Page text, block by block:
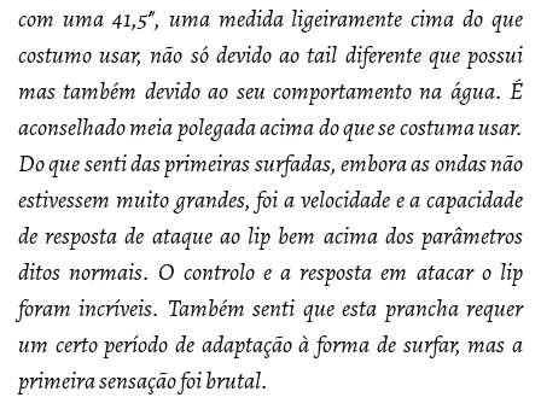
com uma 41,5″, uma medida ligeiramente cima do que
costumo usar, não só devido ao tail diferente que possui
mas também devido ao seu comportamento na água. É
aconselhado meia polegada acima do que se costuma usar.
Do que senti das primeiras surfadas, embora as ondas não
estivessem muito grandes, foi a velocidade e a capacidade
de resposta de ataque ao lip bem acima dos parâmetros
ditos normais. O controlo e a resposta em atacar o lip
foram incríveis. Também senti que esta prancha requer
um certo período de adaptação à forma de surfar, mas a
primeira sensação foi brutal.